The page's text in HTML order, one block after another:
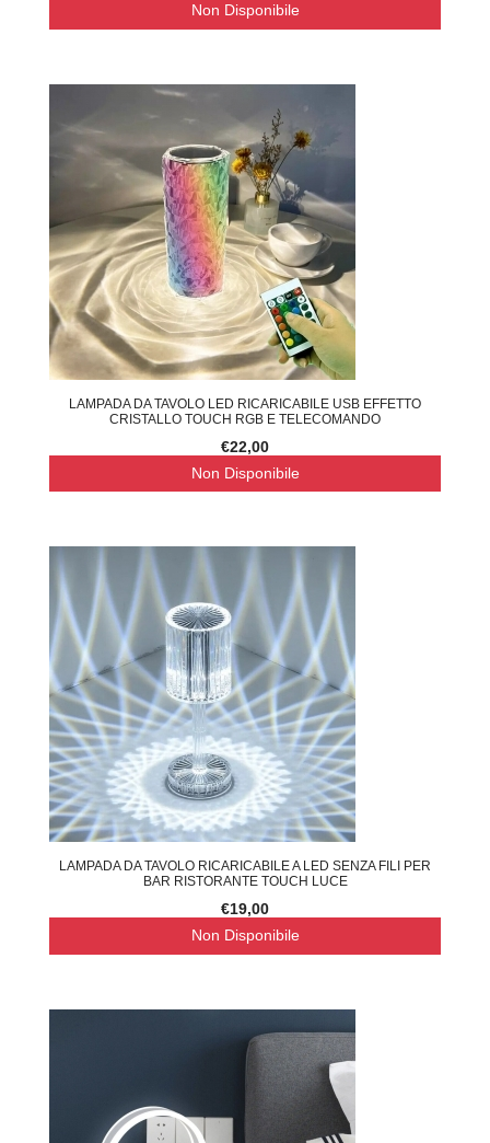
Non Disponibile
LAMPADA DA TAVOLO LED RICARICABILE USB EFFETTO
CRISTALLO TOUCH RGB E TELECOMANDO
€22,00
Non Disponibile
LAMPADA DA TAVOLO RICARICABILE A LED SENZA FILI PER
BAR RISTORANTE TOUCH LUCE
€19,00
Non Disponibile